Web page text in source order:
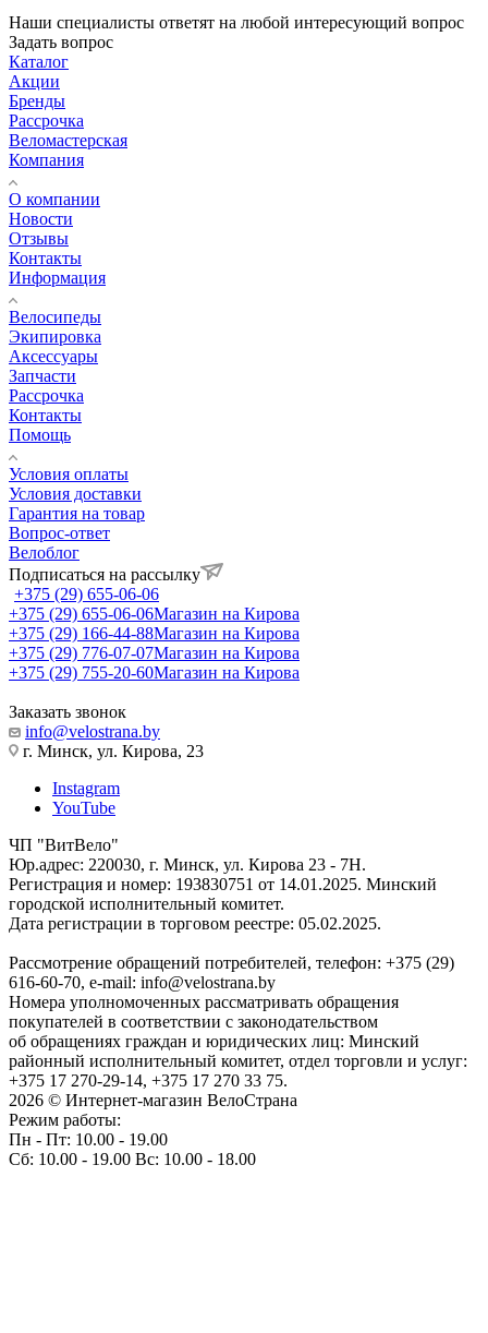
Наши специалисты ответят на любой интересующий вопрос
Задать вопрос
Каталог
Акции
Бренды
Рассрочка
Веломастерская
Компания
О компании
Новости
Отзывы
Контакты
Информация
Велосипеды
Экипировка
Аксессуары
Запчасти
Рассрочка
Контакты
Помощь
Условия оплаты
Условия доставки
Гарантия на товар
Вопрос-ответ
Велоблог
Подписаться на рассылку
+375 (29) 655-06-06
+375 (29) 655-06-06Магазин на Кирова
+375 (29) 166-44-88Магазин на Кирова
+375 (29) 776-07-07Магазин на Кирова
+375 (29) 755-20-60Магазин на Кирова
Заказать звонок
info@velostrana.by
г. Минск, ул. Кирова, 23
Instagram
YouTube
ЧП "ВитВело"
Юр.адрес: 220030, г. Минск, ул. Кирова 23 - 7Н.
Регистрация и номер: 193830751 от 14.01.2025. Минский
городской исполнительный комитет.
Дата регистрации в торговом реестре: 05.02.2025.
Рассмотрение обращений потребителей, телефон: +375 (29)
616-60-70, e-mail: info@velostrana.by
Номера уполномоченных рассматривать обращения
покупателей в соответствии с законодательством
об обращениях граждан и юридических лиц: Минский
районный исполнительный комитет, отдел торговли и услуг:
+375 17 270-29-14, +375 17 270 33 75.
2026 © Интернет-магазин ВелоСтрана
Режим работы:
Пн - Пт: 10.00 - 19.00
Сб: 10.00 - 19.00 Вс: 10.00 - 18.00